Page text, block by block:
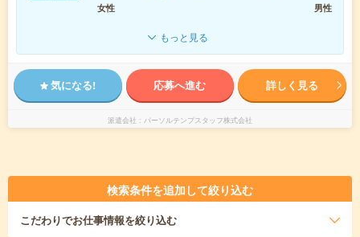
女性
男性
もっと見る
気になる! 応募へ進む 詳しく見る
派遣会社 パーソルテンプスタッフ株式会社
検索条件を追加して絞り込む
こだわりでお仕事情報を絞り込む